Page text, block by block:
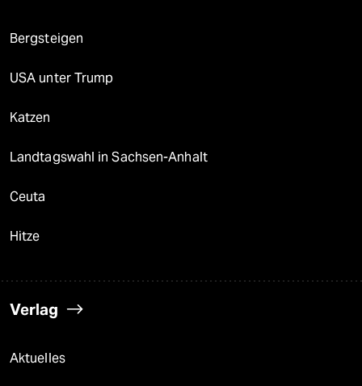
Bergsteigen
USA unter Trump
Katzen
Landtagswahl in Sachsen-Anhalt
Ceuta
Hitze
Verlag
Aktuelles